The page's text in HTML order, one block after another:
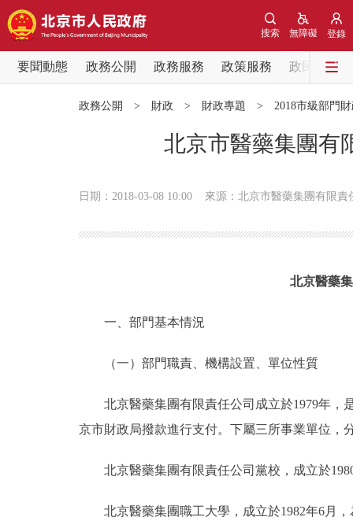
登錄
無障礙
搜索
要聞動態 政務公開 政務服務 政策服務
政民互動
政務服務
個人服務
政務公開 > 財政 > 財政專題 > 2018市級部門
北京市醫藥集團有
日期：2018-03-08 10:00 來源：北京市醫藥集團有限責
北京醫藥集
一、部門基本情況
（一）部門職責、機構設置、單位性質
北京醫藥集團有限責任公司成立於1979年，
京市財政局撥款進行支付。下屬三所事業單位，
北京醫藥集團有限責任公司黨校，成立於
北京醫藥集團職工大學，成立於1982年6月，